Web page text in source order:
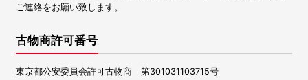
ご連絡をお願い致します。
古物商許可番号
東京都公安委員会許可古物商 第301031103715号